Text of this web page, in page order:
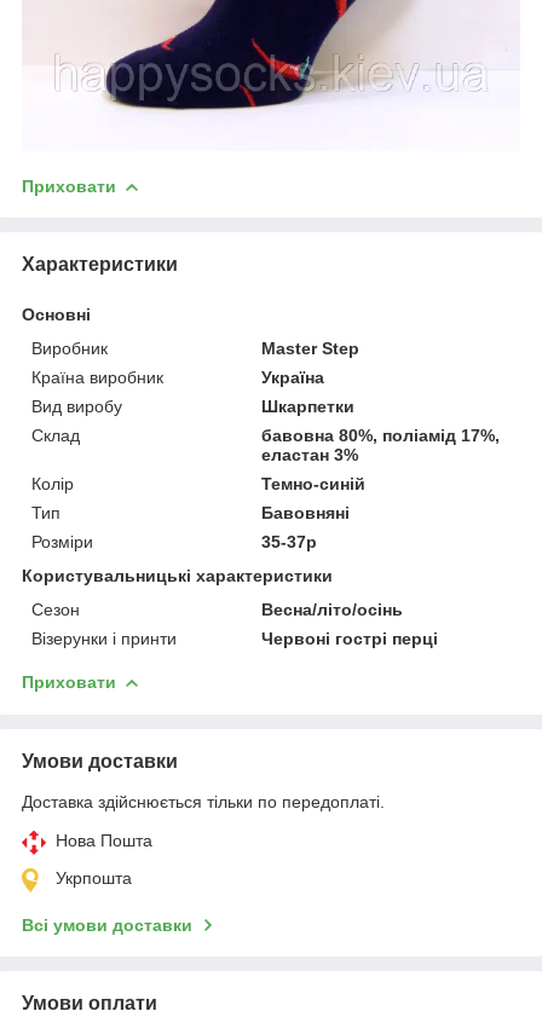
Приховати
Характеристики
Основні
Виробник
Master Step
Країна виробник
Україна
Вид виробу
Шкарпетки
Склад
бавовна 80%, поліамід 17%,
еластан 3%
Колір
Темно-синій
Тип
Бавовняні
Розміри
35-37р
Користувальницькі характеристики
Сезон
Весна/літо/осінь
Візерунки і принти
Червоні гострі перці
Приховати
Умови доставки
Доставка здійснюється тільки по передоплаті.
Нова Пошта
Укрпошта
Всі умови доставки
Умови оплати